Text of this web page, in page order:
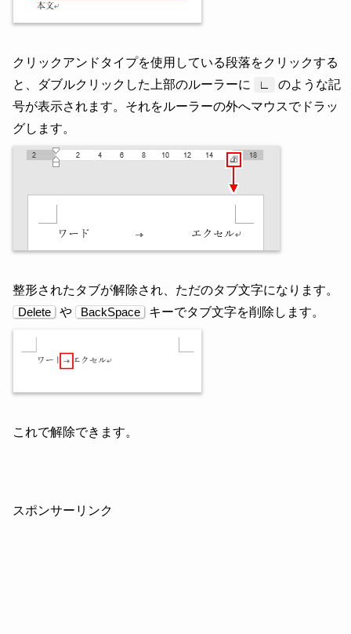
クリックアンドタイプを使用している段落をクリックする
と、ダブルクリックした上部のルーラーに
∟
のような記
号が表示されます。それをルーラーの外へマウスでドラッ
グします。
整形されたタブが解除され、ただのタブ文字になります。
Delete や BackSpace キーでタブ文字を削除します。
これで解除できます。
スポンサーリンク